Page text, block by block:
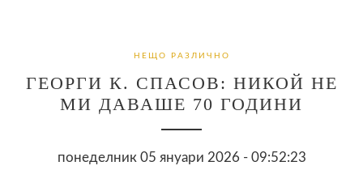
НЕЩО РАЗЛИЧНО
ГЕОРГИ К. СПАСОВ: НИКОЙ НЕ
МИ ДАВАШЕ 70 ГОДИНИ
понеделник 05 януари 2026 - 09:52:23